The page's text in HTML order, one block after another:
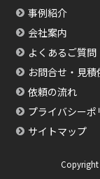
事例紹介
会社案内
よくあるご質問
お問合せ・見積
依頼の流れ
プライバシーポ
サイトマップ
Copyright